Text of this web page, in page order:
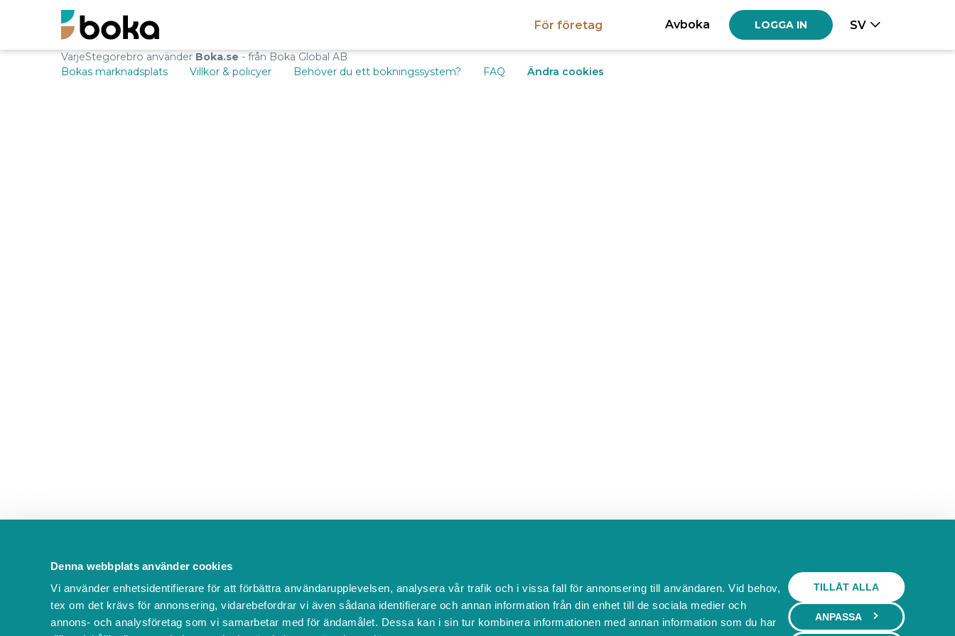
Denna webbplats använder cookies
Vi använder enhetsidentifierare för att förbättra användarupplevelsen, analysera vår trafik och i vissa fall för annonsering till användaren. Vid behov,
tex om det krävs för annonsering, vidarebefordrar vi även sådana identifierare och annan information från din enhet till de sociala medier och
annons- och analysföretag som vi samarbetar med för ändamålet. Dessa kan i sin tur kombinera informationen med annan information som du har
TILLÅT ALLA
ANPASSA
För företag Avboka LOGGA IN SV
VarjeStegorebro använder Boka.se - från Boka Global AB
Bokas marknadsplats
Villkor & policyer Behöver du ett bokningssystem? FAQ Ändra cookies